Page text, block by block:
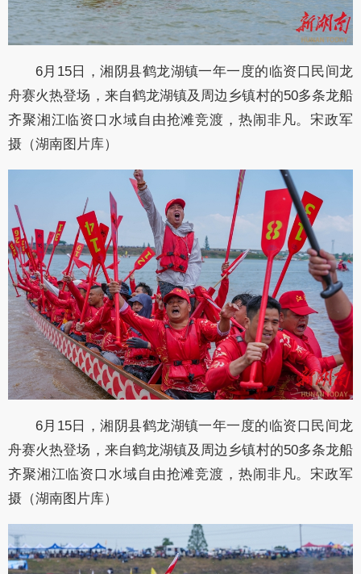
6月15日，湘阴县鹤龙湖镇一年一度的临资口民间龙
舟赛火热登场，来自鹤龙湖镇及周边乡镇村的50多条龙船
齐聚湘江临资口水域自由抢滩竞渡，热闹非凡。宋政军
摄（湖南图片库）
6月15日，湘阴县鹤龙湖镇一年一度的临资口民间龙
舟赛火热登场，来自鹤龙湖镇及周边乡镇村的50多条龙船
齐聚湘江临资口水域自由抢滩竞渡，热闹非凡。宋政军
摄（湖南图片库）